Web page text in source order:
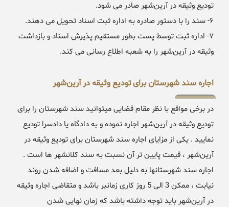
تودیع وثیقه در آرین‌شهر صادر می شود.
۶- سند را با دستور صادره به اداره ثبت اسناد تحویل می دهند.
۷- اداره ثبت توسط پست بطور مستقیم پذیرش اسناد و بازداشت
وثیقه در آرین‌شهر را به شعبه اطلاع رسانی می کند.
اجاره سند شهرستان برای تودیع وثیقه در آرین‌شهر
در برخی مواقع با نظر مقام قضایی میتوانید سند شهرستان را برای
تودیع وثیقه در آرین‌شهر اجاره نموده و به دادگاه یا دادسرا تودیع
نمایید . یکی از مزایای اجاره سند شهرستان برای تودیع وثیقه در
آرین‌شهر ، قیمت پایین تر آن نسبت به سند کلانشهر ها است .
اجاره سند شهرستانها به دلیل بعد مسافت و اضافه شدن روند
نیابت ، ممکن 3 الی 5 روز کاری زمانبر باشد و متقاضی اجاره وثیقه
در آرین‌شهر باید توجه داشته باشد که زمان نهایی شدن